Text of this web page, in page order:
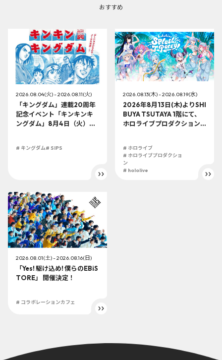
おすすめ
2026.08.04(火) - 2026.08.11(火)
「キングダム」連載20周年
記念イベント「キンキンキ
ングダム」8月4日（火）よ
# キングダム# SIPS
2026.08.13(木) - 2026.08.19(水)
2026年8月13日(木)よりSHI
BUYA TSUTAYA 1階にて、
ホロライブプロダクション
# ホロライブ
# ホロライブプロダクショ
ン
# hololive
2026.08.01(土) - 2026.08.16(日)
「Yes! 駆け込め! 僕らのEBiS
TORE」 開催決定！
# コラボレーションカフェ